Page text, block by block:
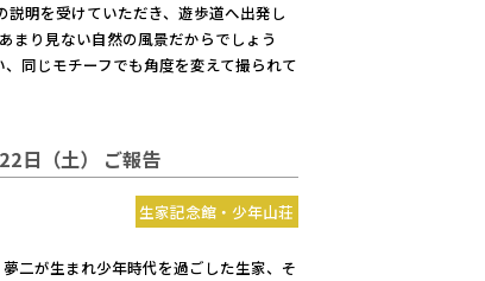
明を受けていただき、遊歩道へ出発し
まり見ない自然の風景だからでしょう
同じモチーフでも角度を変えて撮られて
日（土） ご報告
生家記念館・少年山荘
二が生まれ少年時代を過ごした生家、そ